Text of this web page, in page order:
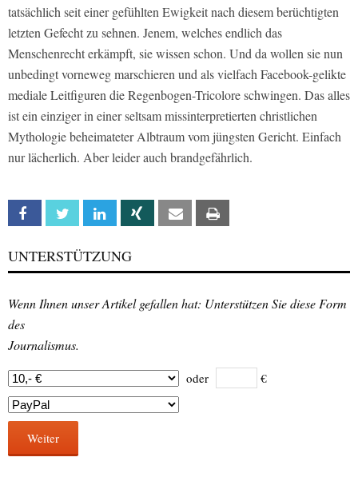
tatsächlich seit einer gefühlten Ewigkeit nach diesem berüchtigten
letzten Gefecht zu sehnen. Jenem, welches endlich das
Menschenrecht erkämpft, sie wissen schon. Und da wollen sie nun
unbedingt vorneweg marschieren und als vielfach Facebook-gelikte
mediale Leitfiguren die Regenbogen-Tricolore schwingen. Das alles
ist ein einziger in einer seltsam missinterpretierten christlichen
Mythologie beheimateter Albtraum vom jüngsten Gericht. Einfach
nur lächerlich. Aber leider auch brandgefährlich.
Facebook Twitter Linkedin Xing Email
UNTERSTÜTZUNG
Wenn Ihnen unser Artikel gefallen hat: Unterstützen Sie diese Form
des
Journalismus.
oder €
Weiter